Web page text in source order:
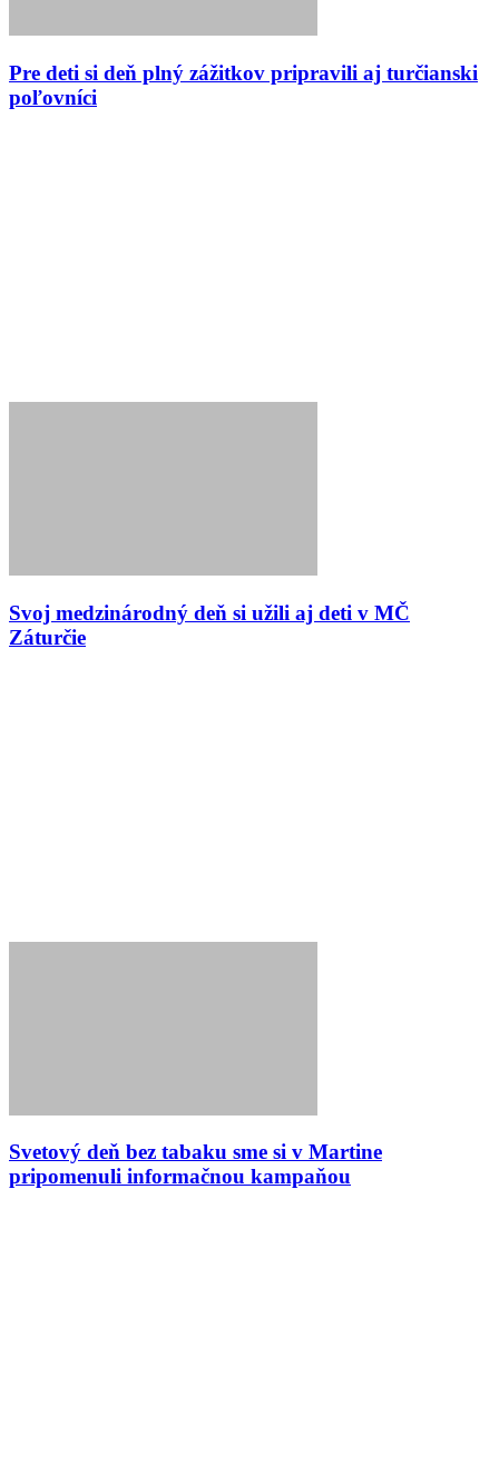
Pre deti si deň plný zážitkov pripravili aj turčianski
poľovníci
Svoj medzinárodný deň si užili aj deti v MČ
Záturčie
Svetový deň bez tabaku sme si v Martine
pripomenuli informačnou kampaňou